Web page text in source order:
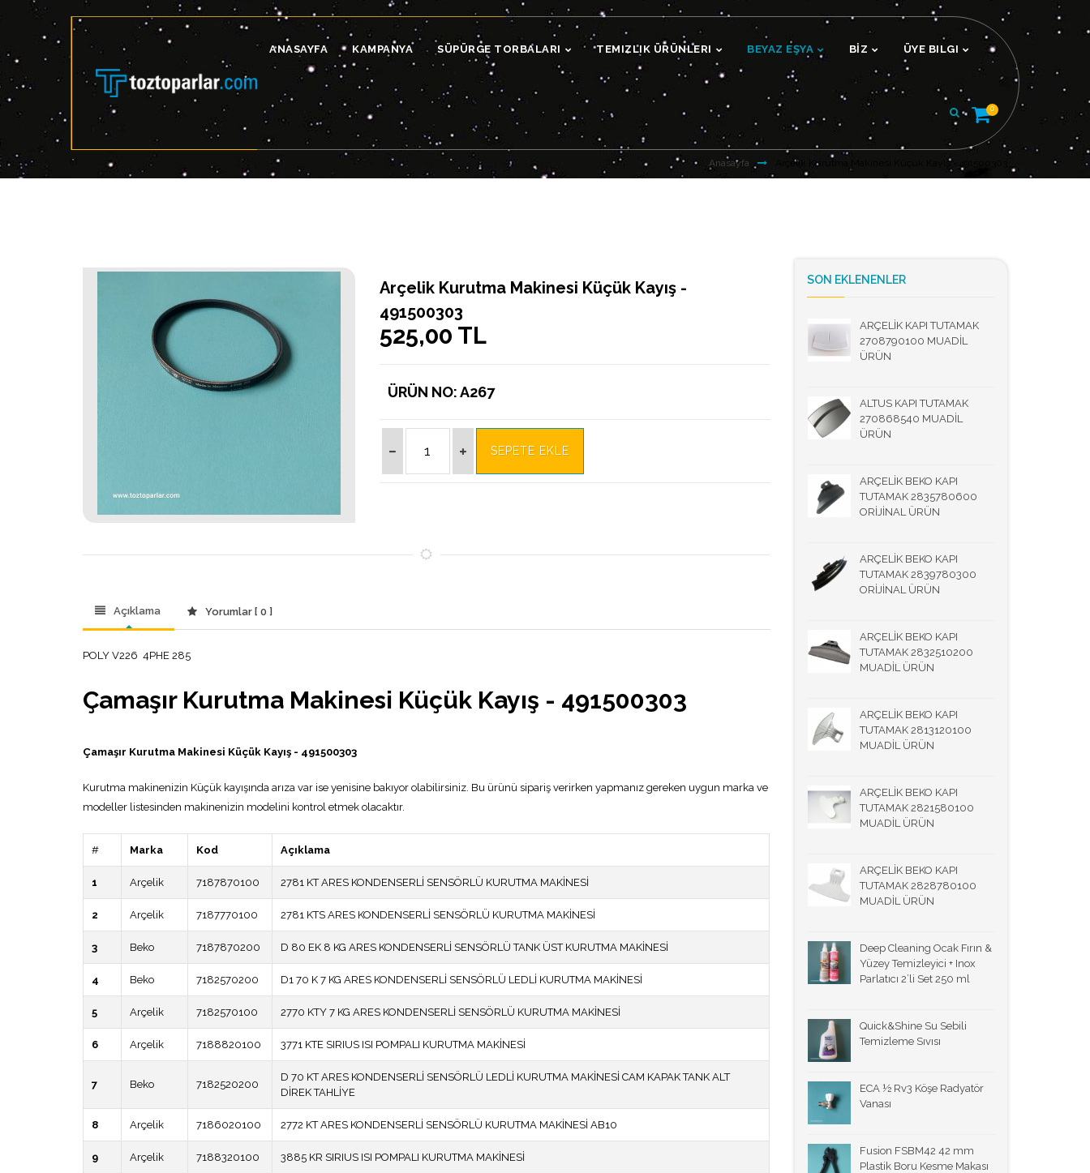
ANASAYFA KAMPANYA SÜPÜRGE TORBALARI TEMIZLIK ÜRÜNLERI BEYAZ EŞYA BİZ ÜYE BILGI
0
Anasayfa Arçelik Kurutma Makinesi Küçük Kayış - 491500303
Arçelik Kurutma Makinesi Küçük Kayış -
491500303
525,00 TL
ÜRÜN NO: A267
Açıklama Yorumlar [ 0 ]
POLY V226 4PHE 285
Çamaşır Kurutma Makinesi Küçük Kayış - 491500303
Çamaşır Kurutma Makinesi Küçük Kayış - 491500303
Kurutma makinenizin Küçük kayışında arıza var ise yenisine bakıyor olabilirsiniz. Bu ürünü sipariş verirken yapmanız gereken uygun marka ve
modeller listesinden makinenizin modelini kontrol etmek olacaktır.
# Marka Kod Açıklama
1 Arçelik 7187870100 2781 KT ARES KONDENSERLİ SENSÖRLÜ KURUTMA MAKİNESİ
2 Arçelik 7187770100 2781 KTS ARES KONDENSERLİ SENSÖRLÜ KURUTMA MAKİNESİ
3 Beko 7187870200 D 80 EK 8 KG ARES KONDENSERLİ SENSÖRLÜ TANK ÜST KURUTMA MAKİNESİ
4 Beko 7182570200 D1 70 K 7 KG ARES KONDENSERLİ SENSÖRLÜ LEDLİ KURUTMA MAKİNESİ
5 Arçelik 7182570100 2770 KTY 7 KG ARES KONDENSERLİ SENSÖRLÜ KURUTMA MAKİNESİ
6 Arçelik 7188820100 3771 KTE SIRIUS ISI POMPALI KURUTMA MAKİNESİ
7 Beko 7182520200
D 70 KT ARES KONDENSERLİ SENSÖRLÜ LEDLİ KURUTMA MAKİNESİ CAM KAPAK TANK ALT
DİREK TAHLİYE
8 Arçelik 7186020100 2772 KT ARES KONDENSERLİ SENSÖRLÜ KURUTMA MAKİNESİ AB10
9 Arçelik 7188320100 3885 KR SIRIUS ISI POMPALI KURUTMA MAKİNESİ
SON EKLENENLER
ARÇELİK KAPI TUTAMAK
2708790100 MUADİL
ÜRÜN
ALTUS KAPI TUTAMAK
270868540 MUADİL
ÜRÜN
ARÇELİK BEKO KAPI
TUTAMAK 2835780600
ORİJİNAL ÜRÜN
ARÇELİK BEKO KAPI
TUTAMAK 2839780300
ORİJİNAL ÜRÜN
ARÇELİK BEKO KAPI
TUTAMAK 2832510200
MUADİL ÜRÜN
ARÇELİK BEKO KAPI
TUTAMAK 2813120100
MUADİL ÜRÜN
ARÇELİK BEKO KAPI
TUTAMAK 2821580100
MUADİL ÜRÜN
ARÇELİK BEKO KAPI
TUTAMAK 2828780100
MUADİL ÜRÜN
Deep Cleaning Ocak Fırın &
Yüzey Temizleyici + Inox
Parlatıcı 2’li Set 250 ml
Quick&Shine Su Sebili
Temizleme Sıvısı
ECA ½ Rv3 Köşe Radyatör
Vanası
Fusion FSBM42 42 mm
Plastik Boru Kesme Makası